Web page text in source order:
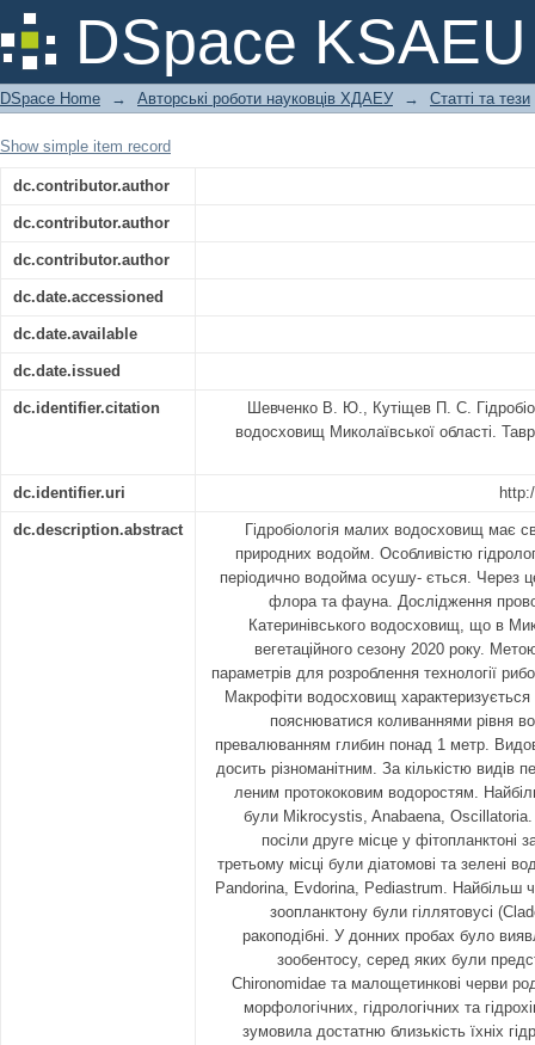
DSpace KSAEU
Гідробіологічна характеристика
DSpace Home → Авторські роботи науковців ХДАЕУ → Статті та тези
Show simple item record
dc.contributor.author
dc.contributor.author
dc.contributor.author
dc.date.accessioned
dc.date.available
dc.date.issued
dc.identifier.citation
Шевченко В. Ю., Кутіщев П. С.
водосховищ Миколаївської області.
dc.identifier.uri
dc.description.abstract
Гідробіологія малих водосховищ має
природних водойм. Особливістю
періодично водойма осушу- ється. Через
флора та фауна. Дослідження
Катеринівського водосховищ, що в
вегетаційного сезону 2020 року.
параметрів для розроблення технології
Макрофіти водосховищ
пояснюватися коливаннями рівня
превалюванням глибин понад 1 метр.
досить різноманітним. За кількістю видів
леним протококовим водоростям.
були Mikrocystis, Anabaena, Oscillatoria.
посіли друге місце у фітопланктоні
третьому місці були діатомові та зелені
Pandorina, Evdorina, Pediastrum. Найбільш
зоопланктону були гіллятовусі
ракоподібні. У донних пробах було
зообентосу, серед яких були
Chironomidae та малощетинкові черви
морфологічних, гідрологічних та
зумовила достатню близькість їхніх